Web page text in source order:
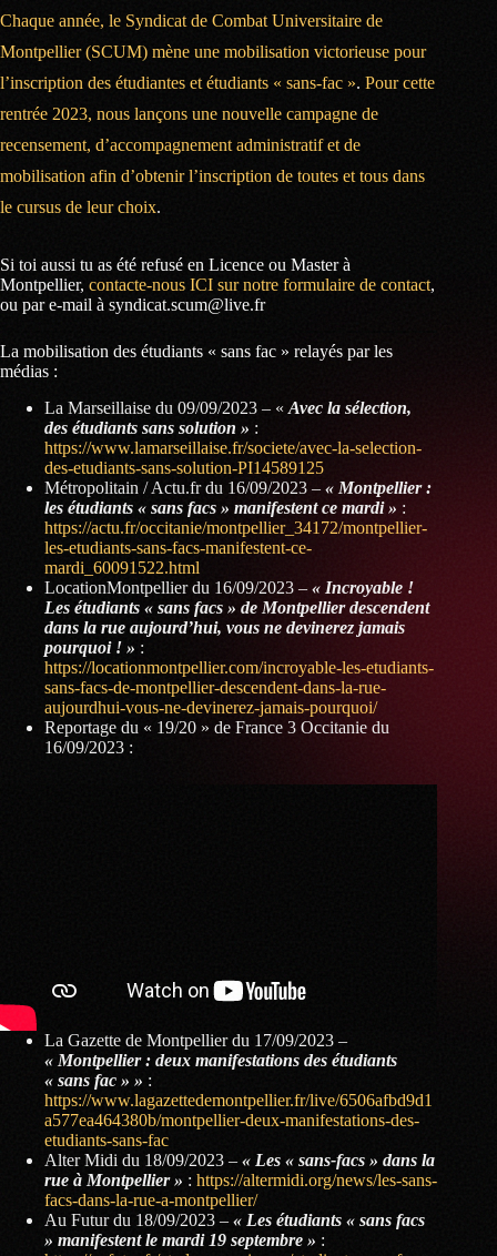
Chaque année, le Syndicat de Combat Universitaire de
Montpellier (SCUM) mène une mobilisation victorieuse pour
l’inscription des étudiantes et étudiants « sans-fac ». Pour cette
rentrée 2023, nous lançons une nouvelle campagne de
recensement, d’accompagnement administratif et de
mobilisation afin d’obtenir l’inscription de toutes et tous dans
le cursus de leur choix.
Si toi aussi tu as été refusé en Licence ou Master à
Montpellier, contacte-nous ICI sur notre formulaire de contact,
ou par e-mail à syndicat.scum@live.fr
La mobilisation des étudiants « sans fac » relayés par les
médias :
La Marseillaise du 09/09/2023 – « Avec la sélection,
des étudiants sans solution » :
https://www.lamarseillaise.fr/societe/avec-la-selection-
des-etudiants-sans-solution-PI14589125
Métropolitain / Actu.fr du 16/09/2023 –« Montpellier :
les étudiants « sans facs » manifestent ce mardi » :
https://actu.fr/occitanie/montpellier_34172/montpellier-
les-etudiants-sans-facs-manifestent-ce-
mardi_60091522.html
LocationMontpellier du 16/09/2023 –« Incroyable !
Les étudiants « sans facs » de Montpellier descendent
dans la rue aujourd’hui, vous ne devinerez jamais
pourquoi ! » :
https://locationmontpellier.com/incroyable-les-etudiants-
sans-facs-de-montpellier-descendent-dans-la-rue-
aujourdhui-vous-ne-devinerez-jamais-pourquoi/
Reportage du « 19/20 » de France 3 Occitanie du
16/09/2023 :
La Gazette de Montpellier du 17/09/2023 –
« Montpellier : deux manifestations des étudiants
« sans fac » » :
https://www.lagazettedemontpellier.fr/live/6506afbd9d1
a577ea464380b/montpellier-deux-manifestations-des-
etudiants-sans-fac
Alter Midi du 18/09/2023 –« Les « sans-facs » dans la
rue à Montpellier » : https://altermidi.org/news/les-sans-
facs-dans-la-rue-a-montpellier/
Au Futur du 18/09/2023 – « Les étudiants « sans facs
» manifestent le mardi 19 septembre » :